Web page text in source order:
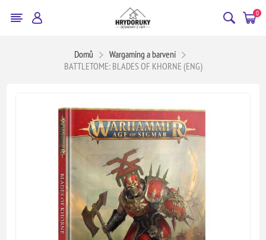
0
Domů
Wargaming a barvení
BATTLETOME: BLADES OF KHORNE (ENG)